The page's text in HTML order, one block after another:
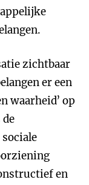
zichtbaar
er een
waarheid’ op
de
en